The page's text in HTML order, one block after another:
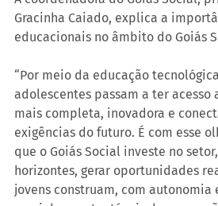
Gracinha Caiado, explica a
educacionais no âmbito do Goiás
“Por meio da educação
adolescentes passam a ter acesso
mais completa, inovadora e
exigências do futuro. É com esse
que o Goiás Social investe no
horizontes, gerar oportunidades
jovens construam, com autonomia